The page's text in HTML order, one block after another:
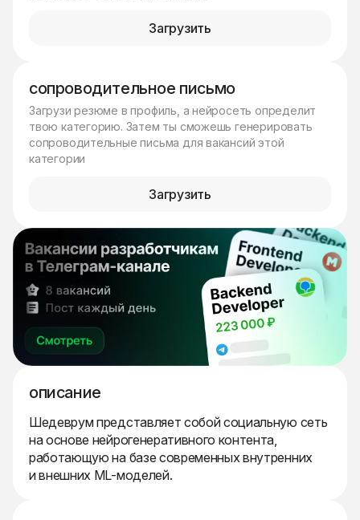
Загрузить
сопроводительное письмо
Загрузи резюме в профиль, а нейросеть определит
твою категорию. Затем ты сможешь генерировать
сопроводительные письма для вакансий этой
категории
Загрузить
описание
Шедеврум представляет собой социальную сеть
на основе нейрогенеративного контента,
работающую на базе современных внутренних
и внешних ML-моделей.